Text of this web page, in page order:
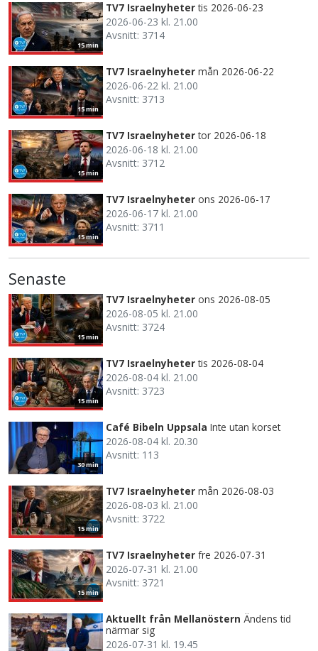
15 min
TV7 Israelnyheter tis 2026-06-23
2026-06-23 kl. 21.00
Avsnitt: 3714
15 min
TV7 Israelnyheter mån 2026-06-22
2026-06-22 kl. 21.00
Avsnitt: 3713
15 min
TV7 Israelnyheter tor 2026-06-18
2026-06-18 kl. 21.00
Avsnitt: 3712
15 min
TV7 Israelnyheter ons 2026-06-17
2026-06-17 kl. 21.00
Avsnitt: 3711
Senaste
15 min
TV7 Israelnyheter ons 2026-08-05
2026-08-05 kl. 21.00
Avsnitt: 3724
15 min
TV7 Israelnyheter tis 2026-08-04
2026-08-04 kl. 21.00
Avsnitt: 3723
30 min
Café Bibeln Uppsala Inte utan korset
2026-08-04 kl. 20.30
Avsnitt: 113
15 min
TV7 Israelnyheter mån 2026-08-03
2026-08-03 kl. 21.00
Avsnitt: 3722
15 min
TV7 Israelnyheter fre 2026-07-31
2026-07-31 kl. 21.00
Avsnitt: 3721
Aktuellt från Mellanöstern Ändens tid
närmar sig
2026-07-31 kl. 19.45